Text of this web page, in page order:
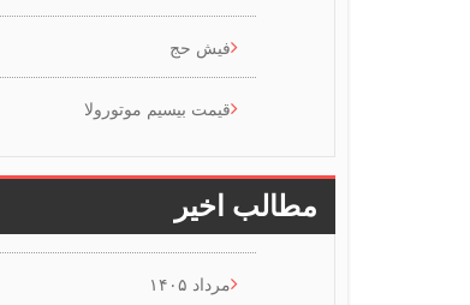
فیش حج
قیمت بیسیم موتورولا
مطالب اخیر
مرداد ۱۴۰۵